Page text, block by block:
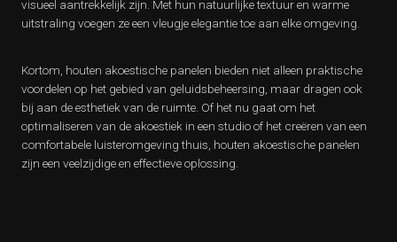
visueel aantrekkelijk zijn. Met hun natuurlijke textuur en warme
uitstraling voegen ze een vleugje elegantie toe aan elke omgeving.
Kortom, houten akoestische panelen bieden niet alleen praktische
voordelen op het gebied van geluidsbeheersing, maar dragen ook
bij aan de esthetiek van de ruimte. Of het nu gaat om het
optimaliseren van de akoestiek in een studio of het creëren van een
comfortabele luisteromgeving thuis, houten akoestische panelen
zijn een veelzijdige en effectieve oplossing.